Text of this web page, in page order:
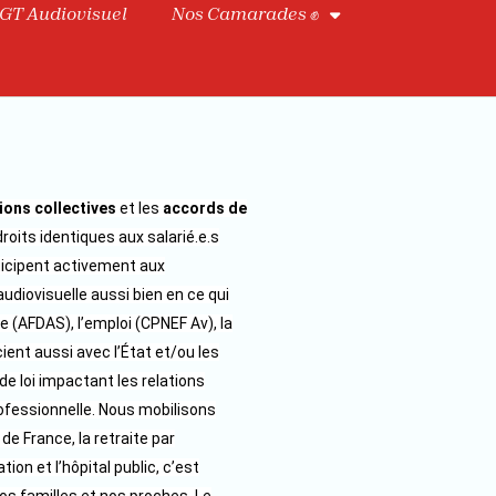
Audiovisuel Nos Camarades ✊
collectives et les accords de
identiques aux salarié.e.s
activement aux
aussi bien en ce qui
l’emploi (CPNEF Av), la
aussi avec l’État et/ou les
loi impactant les relations
Nous mobilisons
France, la retraite par
et l’hôpital public, c’est